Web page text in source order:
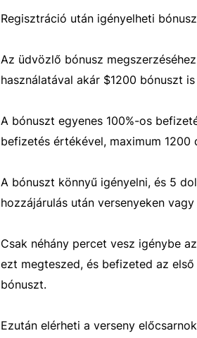
Regisztráció után igényelheti
Az üdvözlő bónusz
használatával akár $1200 bónuszt
A bónuszt egyenes 100%-os
befizetés értékével, maximum 1200
A bónuszt könnyű igényelni, és 5
hozzájárulás után versenyeken
Csak néhány percet vesz igénybe
ezt megteszed, és befizeted az
bónuszt.
Ezután elérheti a verseny